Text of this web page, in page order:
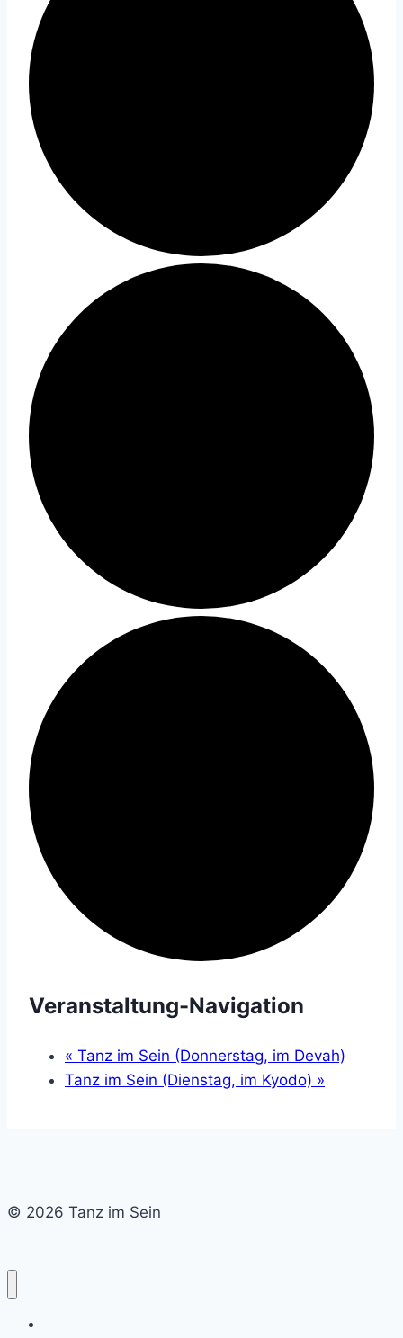
Veranstaltung-Navigation
« Tanz im Sein (Donnerstag, im Devah)
Tanz im Sein (Dienstag, im Kyodo) »
© 2026 Tanz im Sein